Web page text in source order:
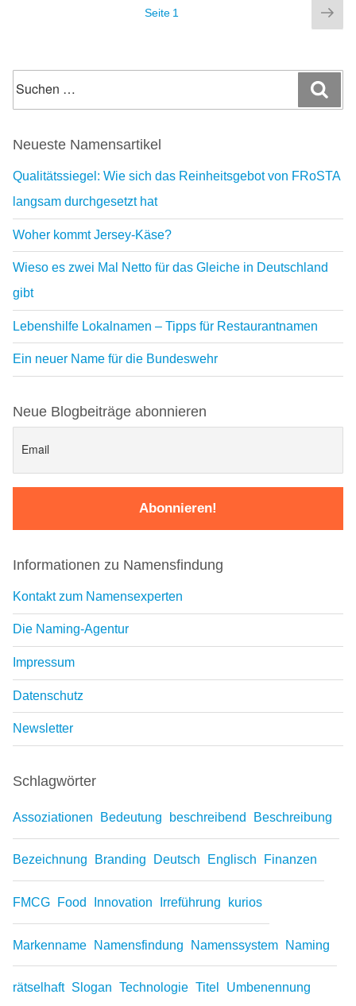
Seite 1
Neueste Namensartikel
Qualitätssiegel: Wie sich das Reinheitsgebot von FRoSTA
langsam durchgesetzt hat
Woher kommt Jersey-Käse?
Wieso es zwei Mal Netto für das Gleiche in Deutschland
gibt
Lebenshilfe Lokalnamen – Tipps für Restaurantnamen
Ein neuer Name für die Bundeswehr
Neue Blogbeiträge abonnieren
Informationen zu Namensfindung
Kontakt zum Namensexperten
Die Naming-Agentur
Impressum
Datenschutz
Newsletter
Schlagwörter
Assoziationen Bedeutung beschreibend Beschreibung
Bezeichnung Branding Deutsch Englisch Finanzen
FMCG Food Innovation Irreführung kurios
Markenname Namensfindung Namenssystem Naming
rätselhaft Slogan Technologie Titel Umbenennung